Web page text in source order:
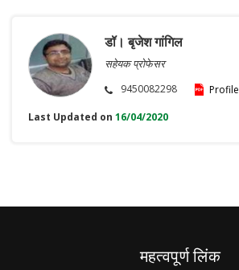
डॉ। बृजेश गांगिल
सहेयक प्रोफेसर
9450082298
Profile
Last Updated on 16/04/2020
महत्वपूर्ण लिंक